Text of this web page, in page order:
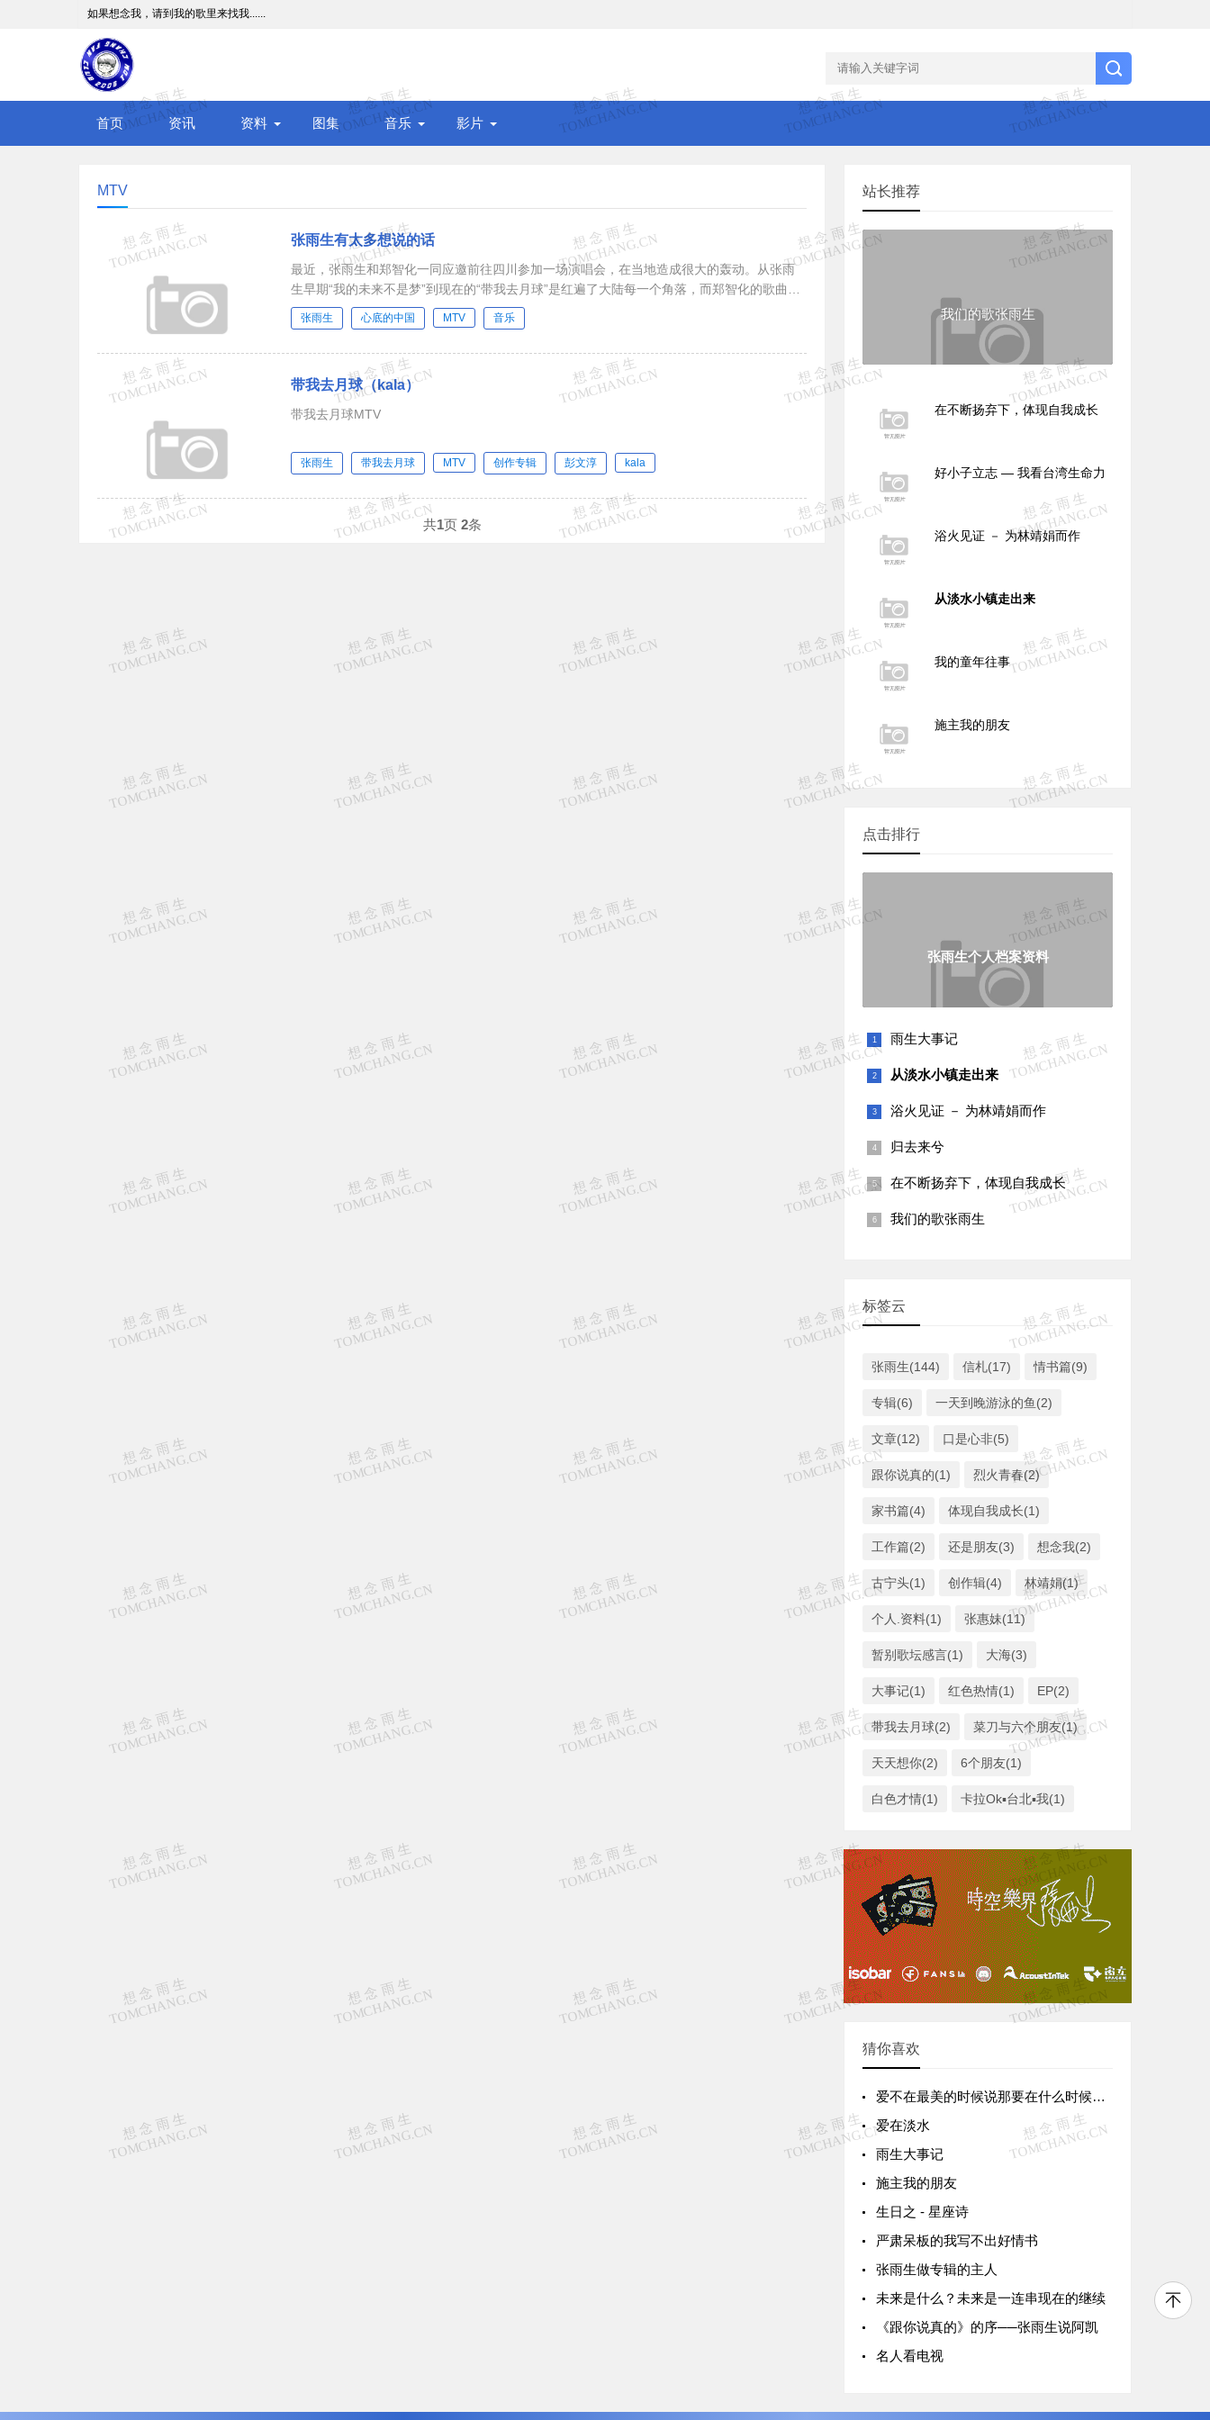
如果想念我，请到我的歌里来找我......
首页 资讯 资料 图集 音乐 影片
MTV
张雨生有太多想说的话
最近，张雨生和郑智化一同应邀前往四川参加一场演唱会，在当地造成很大的轰动。从张雨
生早期“我的未来不是梦”到现在的“带我去月球”是红遍了大陆每一个角落，而郑智化的歌曲在
大陆更是耳熟能详，使得这两位创作型...
张雨生 心底的中国 MTV 音乐
带我去月球（kala）
带我去月球MTV
张雨生 带我去月球 MTV 创作专辑 彭文淳 kala
共1页 2条
站长推荐
我们的歌张雨生
在不断扬弃下，体现自我成长
好小子立志 — 我看台湾生命力
浴火见证 － 为林靖娟而作
从淡水小镇走出来
我的童年往事
施主我的朋友
点击排行
张雨生个人档案资料
雨生大事记
从淡水小镇走出来
浴火见证 － 为林靖娟而作
归去来兮
在不断扬弃下，体现自我成长
我们的歌张雨生
标签云
张雨生(144) 信札(17) 情书篇(9)
专辑(6) 一天到晚游泳的鱼(2)
文章(12) 口是心非(5)
跟你说真的(1) 烈火青春(2)
家书篇(4) 体现自我成长(1)
工作篇(2) 还是朋友(3) 想念我(2)
古宁头(1) 创作辑(4) 林靖娟(1)
个人.资料(1) 张惠妹(11)
暂别歌坛感言(1) 大海(3)
大事记(1) 红色热情(1) EP(2)
带我去月球(2) 菜刀与六个朋友(1)
天天想你(2) 6个朋友(1)
白色才情(1) 卡拉Ok▪台北▪我(1)
猜你喜欢
爱不在最美的时候说那要在什么时候说呢?
爱在淡水
雨生大事记
施主我的朋友
生日之 - 星座诗
严肃呆板的我写不出好情书
张雨生做专辑的主人
未来是什么？未来是一连串现在的继续
《跟你说真的》的序──张雨生说阿凯
名人看电视